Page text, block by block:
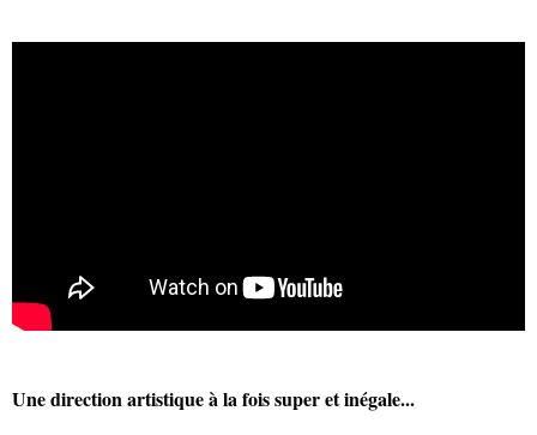
Une direction artistique à la fois super et inégale...